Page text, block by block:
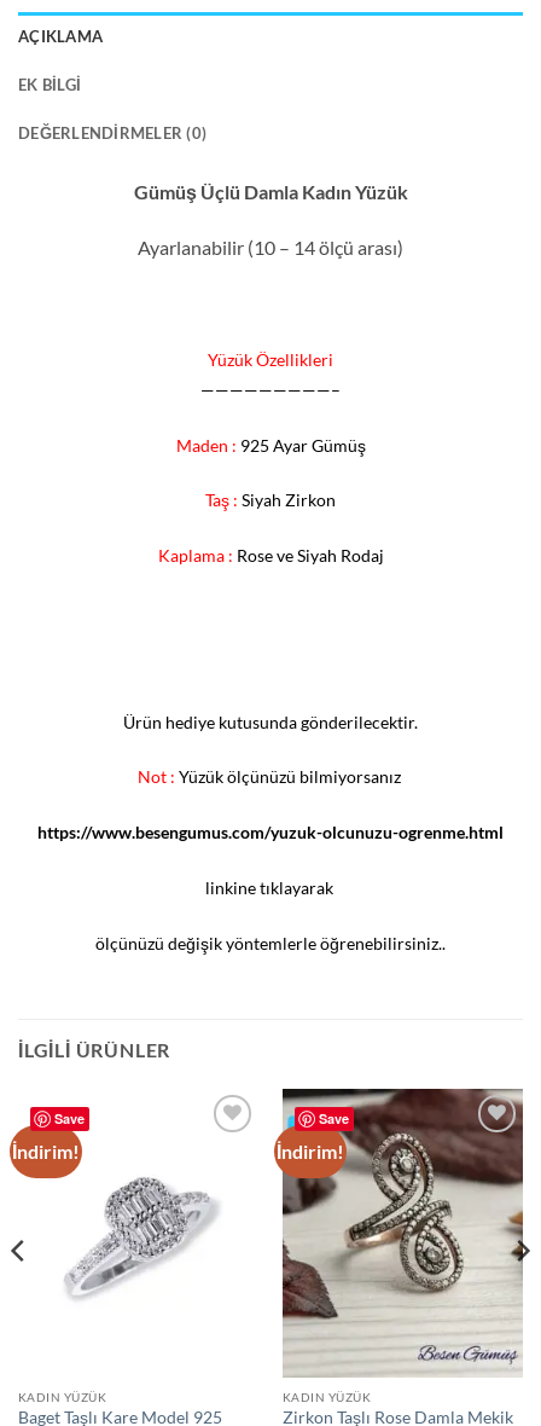
AÇIKLAMA
EK BILGI
DEĞERLENDIRMELER (0)
Gümüş Üçlü Damla Kadın Yüzük
Ayarlanabilir (10 – 14 ölçü arası)
Yüzük Özellikleri
—————————–
Maden : 925 Ayar Gümüş
Taş : Siyah Zirkon
Kaplama : Rose ve Siyah Rodaj
Ürün hediye kutusunda gönderilecektir.
Not : Yüzük ölçünüzü bilmiyorsanız
https://www.besengumus.com/yuzuk-olcunuzu-ogrenme.html
linkine tıklayarak
ölçünüzü değişik yöntemlerle öğrenebilirsiniz..
İLGILI ÜRÜNLER
Save
İndirim!
KADIN YÜZÜK
Baget Taşlı Kare Model 925
Save
İndirim!
Add to
wishlist
KADIN YÜZÜK
Zirkon Taşlı Rose Damla Mekik